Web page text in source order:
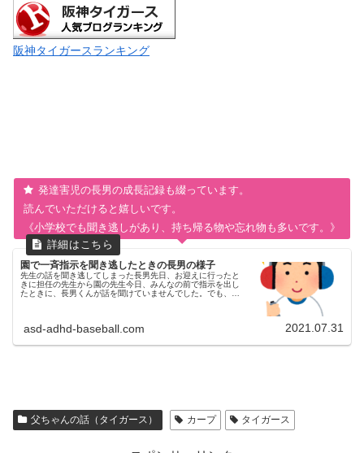
阪神タイガースランキング
発達害児の長男の成長記録も綴っています。
読んでいただけると嬉しいです。
《小学校でも聞き逃しがあり、持ち帰る物や忘れ物も多いです。》
園で一斉指示を聞き逃したときの長男の様子
先生の話を聞き逃してしまった長男先日、お迎えに行ったと
きに担任の先生から園の先生今日、みんなの前で指示を出し
たときに、長男くんが話を聞けていませんでした。でも、周
asd-adhd-baseball.com 2021.07.31
父ちゃんの話（タイガース） カープ タイガース